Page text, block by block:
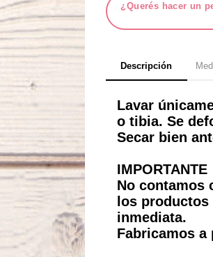
¿Querés hacer un
Descripción
Lavar
o tibia. Se
Secar bien
IMPORTANTE
No contamos
los
inmediata.
Fabricamos a